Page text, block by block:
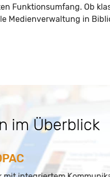
Funktionsumfang. Ob
Medienverwaltung in
im Überblick